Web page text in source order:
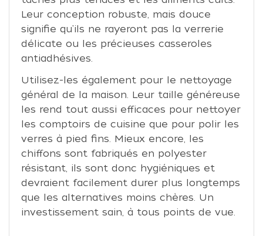
Leur conception robuste, mais douce
signifie qu'ils ne rayeront pas la verrerie
délicate ou les précieuses casseroles
antiadhésives.
Utilisez-les également pour le nettoyage
général de la maison. Leur taille généreuse
les rend tout aussi efficaces pour nettoyer
les comptoirs de cuisine que pour polir les
verres à pied fins. Mieux encore, les
chiffons sont fabriqués en polyester
résistant, ils sont donc hygiéniques et
devraient facilement durer plus longtemps
que les alternatives moins chères. Un
investissement sain, à tous points de vue.